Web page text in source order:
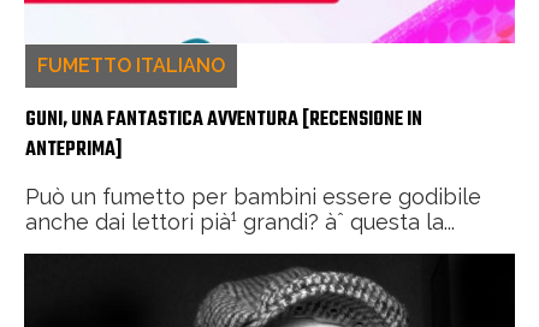
FUMETTO ITALIANO
GUNI, UNA FANTASTICA AVVENTURA [RECENSIONE IN
ANTEPRIMA]
Può un fumetto per bambini essere godibile
anche dai lettori pià¹ grandi? àˆ questa la...